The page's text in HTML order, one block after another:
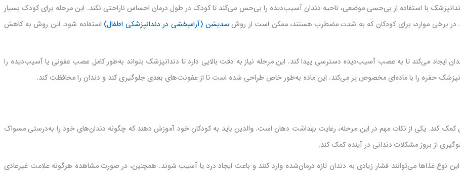
با استفاده از بی‌حسی موضعی، ناحیه دندان آسیب‌دیده را بی‌حس می‌کند تا کودک در طول درمان احساس ناراحتی نکند. این مرحله برای کودک بسیار
در برخی موارد، برای کودکان که به شدت مضطرب هستند، ممکن است از روشسدیشن (آرامبخشی در دندانپزشکی اطفال)استفاده شود. این روش به کاهش
ایجاد می‌کند تا به عصب آسیب‌دیده دسترسی پیدا کند. این مرحله نیاز به دقت بالایی دارد تا دندانپزشک بتواند به‌طور کامل عصب عفونی یا آسیب‌دیده را
حفره را با ماده‌ای مخصوص پر می‌کند. این ماده به‌طور خاص طراحی شده است تا از عفونت‌های بعدی جلوگیری کند و دندان را محافظت کند.
کند. یکی از نکات مهم در این مرحله، رعایت بهداشت دهان است. والدین باید به کودکان خود آموزش دهند که چگونه دندان‌های خود را به‌درستی مسواک
از بروز مشکلات دندانی در آینده کمک کند.
نوع غذاها می‌توانند فشار زیادی به دندان تازه درمان‌شده وارد کنند و باعث ایجاد درد یا آسیب شوند. همچنین، در صورت مشاهده هرگونه علامت غیرعادی